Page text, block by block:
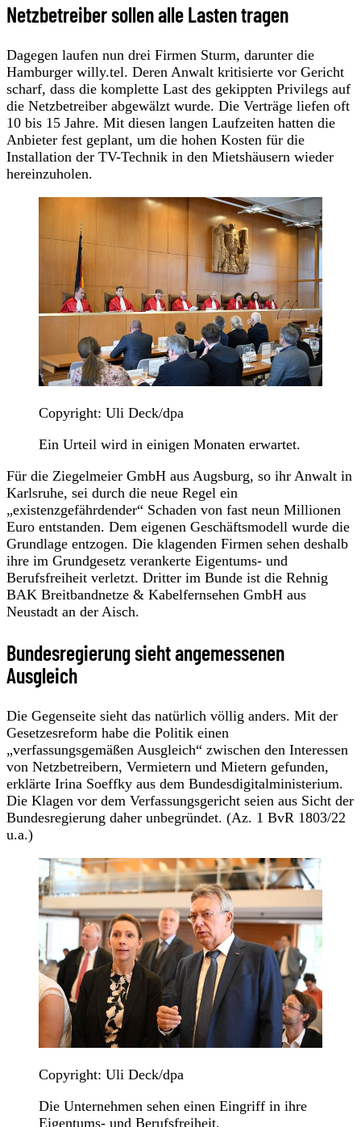
Netzbetreiber sollen alle Lasten tragen
Dagegen laufen nun drei Firmen Sturm, darunter die
Hamburger willy.tel. Deren Anwalt kritisierte vor Gericht
scharf, dass die komplette Last des gekippten Privilegs auf
die Netzbetreiber abgewälzt wurde. Die Verträge liefen oft
10 bis 15 Jahre. Mit diesen langen Laufzeiten hatten die
Anbieter fest geplant, um die hohen Kosten für die
Installation der TV-Technik in den Mietshäusern wieder
hereinzuholen.
Copyright: Uli Deck/dpa
Ein Urteil wird in einigen Monaten erwartet.
Für die Ziegelmeier GmbH aus Augsburg, so ihr Anwalt in
Karlsruhe, sei durch die neue Regel ein
„existenzgefährdender“ Schaden von fast neun Millionen
Euro entstanden. Dem eigenen Geschäftsmodell wurde die
Grundlage entzogen. Die klagenden Firmen sehen deshalb
ihre im Grundgesetz verankerte Eigentums- und
Berufsfreiheit verletzt. Dritter im Bunde ist die Rehnig
BAK Breitbandnetze & Kabelfernsehen GmbH aus
Neustadt an der Aisch.
Bundesregierung sieht angemessenen
Ausgleich
Die Gegenseite sieht das natürlich völlig anders. Mit der
Gesetzesreform habe die Politik einen
„verfassungsgemäßen Ausgleich“ zwischen den Interessen
von Netzbetreibern, Vermietern und Mietern gefunden,
erklärte Irina Soeffky aus dem Bundesdigitalministerium.
Die Klagen vor dem Verfassungsgericht seien aus Sicht der
Bundesregierung daher unbegründet. (Az. 1 BvR 1803/22
u.a.)
Copyright: Uli Deck/dpa
Die Unternehmen sehen einen Eingriff in ihre
Eigentums- und Berufsfreiheit.